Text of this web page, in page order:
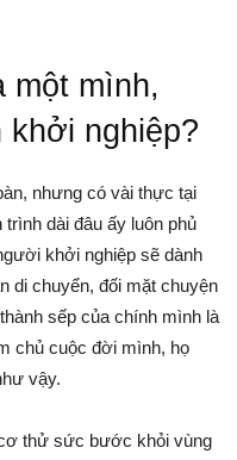
một mình,
khởi nghiệp?
nhưng có vài thực tại
dài đâu ấy luôn phủ
khởi nghiệp sẽ dành
di chuyển, đối mặt chuyện
sếp của chính mình là
chủ cuộc đời mình, họ
vậy.
thử sức bước khỏi vùng